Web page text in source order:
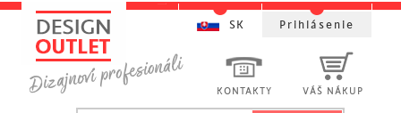
KONTAKTY VÁŠ NÁKUP
SK Prihlásenie